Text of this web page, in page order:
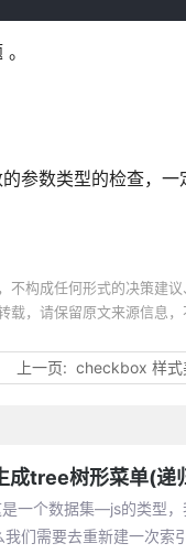
参数类型的检查，
不构成任何形式的决策建
，请保留原文来源信息
上一页: checkbox 样式
成tree树形菜单(递
一个数据集—js的类型
们需要去重新建一次索引